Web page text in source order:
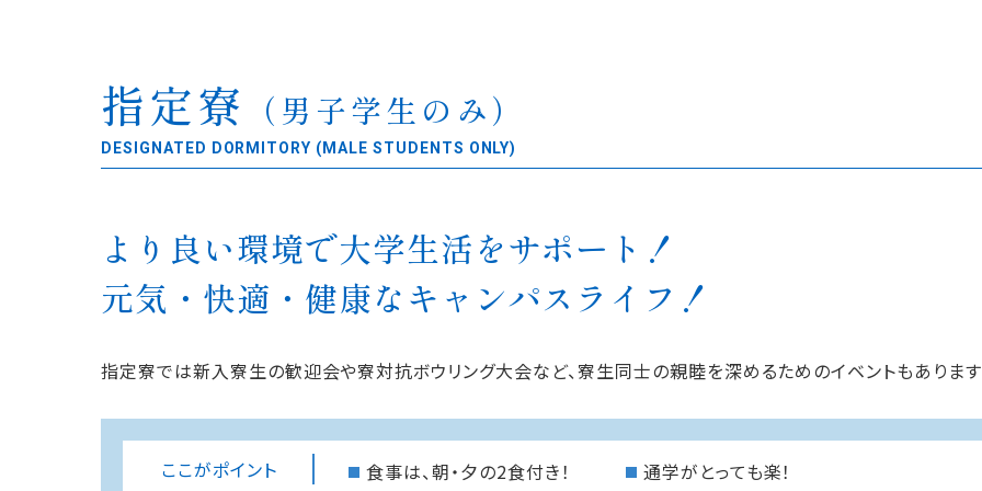
指定寮 （男子学生のみ）
DESIGNATED DORMITORY (MALE STUDENTS ONLY)
より良い環境で大学生活をサポート！
元気・快適・健康なキャンパスライフ！
指定寮では新入寮生の歓迎会や寮対抗ボウリング大会など、寮生同士の親睦を深めるためのイベントもあります
ここがポイント 食事は、朝・夕の2食付き！ 通学がとっても楽！